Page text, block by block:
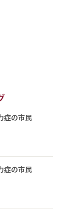
症の市民
症の市民